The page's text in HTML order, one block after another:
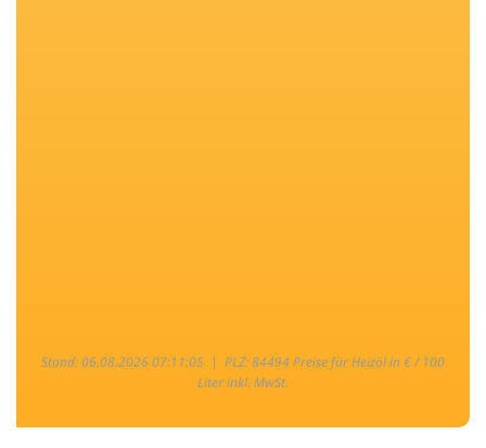
Stand: 06.08.2026 07:11:05 | PLZ: 84494 Preise für Heizöl in € / 100
Liter inkl. MwSt.